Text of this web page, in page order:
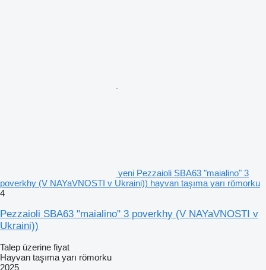
yeni Pezzaioli SBA63 "maialino" 3
poverkhy (V NAYaVNOSTI v Ukraini)) hayvan taşıma yarı römorku
4
Pezzaioli SBA63 "maialino" 3 poverkhy (V NAYaVNOSTI v
Ukraini))
Talep üzerine fiyat
Hayvan taşıma yarı römorku
2025